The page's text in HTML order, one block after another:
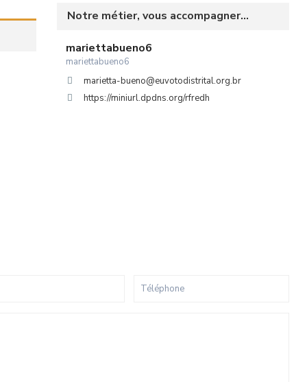
Notre métier, vous accompagner...
mariettabueno6
mariettabueno6
marietta-bueno@euvotodistrital.org.br
https://miniurl.dpdns.org/rfredh